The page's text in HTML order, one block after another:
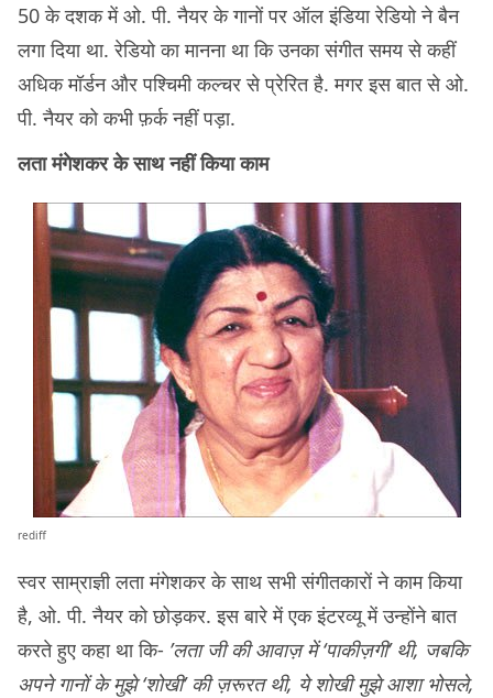
50 के दशक में ओ. पी. नैयर के गानों पर ऑल इंडिया रेडियो ने बैन
लगा दिया था. रेडियो का मानना था कि उनका संगीत समय से कहीं
अधिक मॉर्डन और पश्चिमी कल्चर से प्रेरित है. मगर इस बात से ओ.
पी. नैयर को कभी फ़र्क नहीं पड़ा.
लता मंगेशकर के साथ नहीं किया काम
rediff
स्वर साम्राज्ञी लता मंगेशकर के साथ सभी संगीतकारों ने काम किया
है, ओ. पी. नैयर को छोड़कर. इस बारे में एक इंटरव्यू में उन्होंने बात
करते हुए कहा था कि- ’लता जी की आवाज़ में ‘पाकीज़गी’ थी, जबकि
अपने गानों के मुझे ‘शोखी’ की ज़रूरत थी, ये शोखी मुझे आशा भोसले,